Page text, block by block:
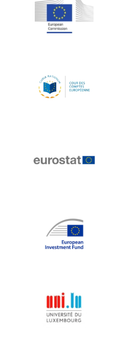
Jean-Louis
Jean-Victor Louis
Johnny
Katharien L.C.
Klaus-Heiner
Koen LENAERTS
Lars Heikensten
Lucas
Máire